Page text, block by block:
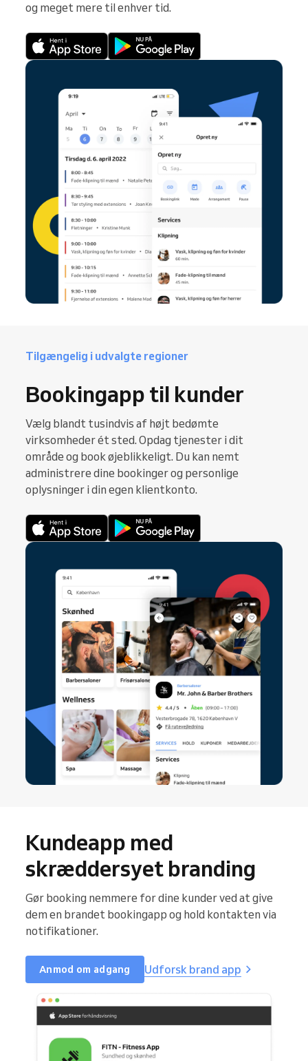
og meget mere til enhver tid.
Tilgængelig i udvalgte regioner
Bookingapp til kunder
Vælg blandt tusindvis af højt bedømte
virksomheder ét sted. Opdag tjenester i dit
område og book øjeblikkeligt. Du kan nemt
administrere dine bookinger og personlige
oplysninger i din egen klientkonto.
Kundeapp med
skræddersyet branding
Gør booking nemmere for dine kunder ved at give
dem en brandet bookingapp og hold kontakten via
notifikationer.
Anmod om adgang Udforsk brand app